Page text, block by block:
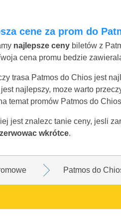
cene za prom do
najlepsze ceny biletów z
cena promu bedzie
trasa Patmos do Chios jest
najlepszy, moze warto
temat promów Patmos do
jest znalezc tanie ceny, jesli
wkrótce.
Patmos do